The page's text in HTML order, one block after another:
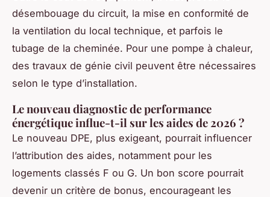
désembouage du circuit, la mise en conformité de
la ventilation du local technique, et parfois le
tubage de la cheminée. Pour une pompe à chaleur,
des travaux de génie civil peuvent être nécessaires
selon le type d’installation.
Le nouveau diagnostic de performance
énergétique influe-t-il sur les aides de 2026 ?
Le nouveau DPE, plus exigeant, pourrait influencer
l’attribution des aides, notamment pour les
logements classés F ou G. Un bon score pourrait
devenir un critère de bonus, encourageant les